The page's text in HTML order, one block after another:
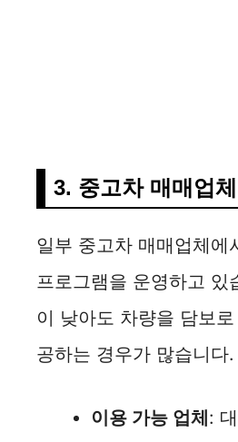
3. 중고차 매매업
일부 중고차 매매업체에
프로그램을 운영하고 있
이 낮아도 차량을 담보
공하는 경우가 많습니다.
이용 가능 업체: